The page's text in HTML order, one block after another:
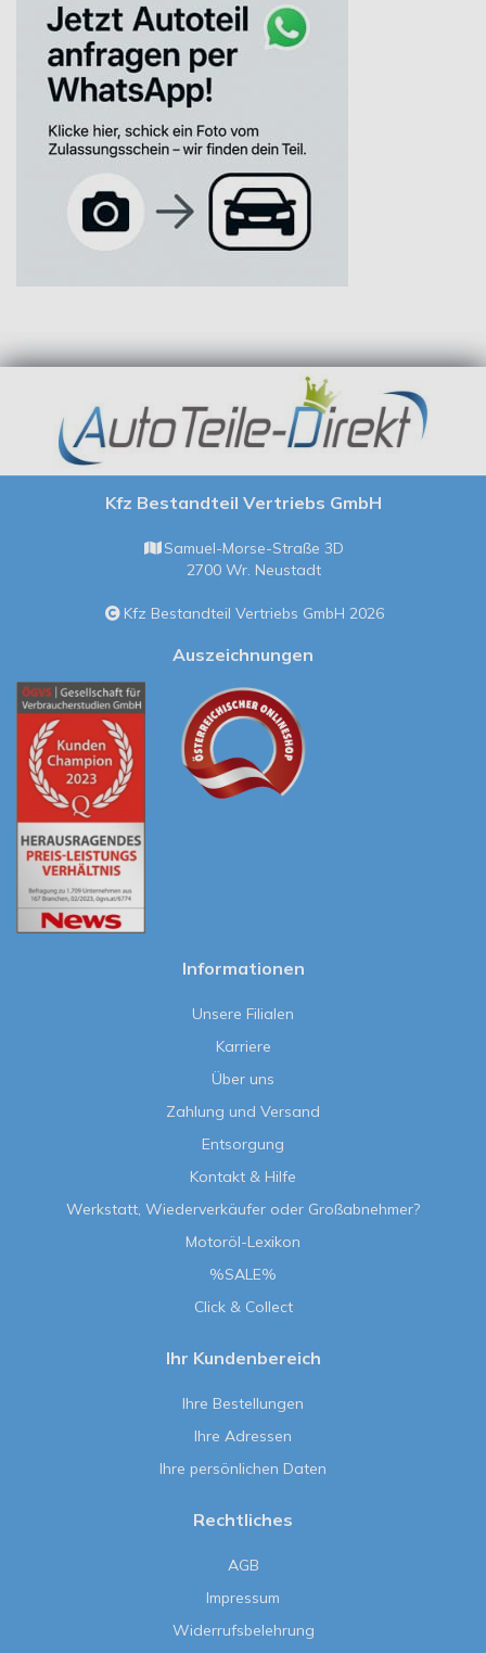
Kfz Bestandteil Vertriebs GmbH
Samuel-Morse-Straße 3D
2700 Wr. Neustadt
Kfz Bestandteil Vertriebs GmbH 2026
Auszeichnungen
Informationen
Unsere Filialen
Karriere
Über uns
Zahlung und Versand
Entsorgung
Kontakt & Hilfe
Werkstatt, Wiederverkäufer oder Großabnehmer?
Motoröl-Lexikon
%SALE%
Click & Collect
Ihr Kundenbereich
Ihre Bestellungen
Ihre Adressen
Ihre persönlichen Daten
Rechtliches
AGB
Impressum
Widerrufsbelehrung